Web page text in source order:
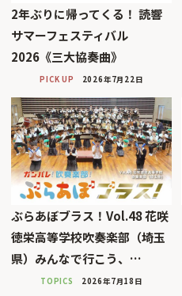
2年ぶりに帰ってくる！ 読響
サマーフェスティバル
2026《三大協奏曲》
PICK UP 2026年7月22日
ぶらあぼブラス！Vol.48 花咲
徳栄高等学校吹奏楽部（埼玉
県）みんなで行こう、…
TOPICS 2026年7月18日